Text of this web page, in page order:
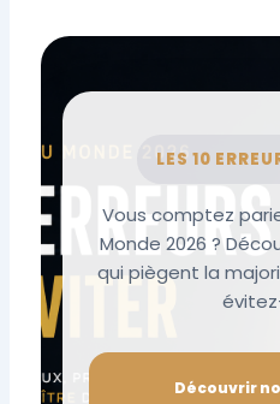
LES 10
Vous comptez
Monde 2026 ?
qui piègent la
Découvrir